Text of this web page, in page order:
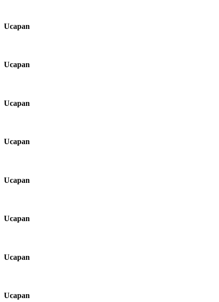
Ucapan
Ucapan
Ucapan
Ucapan
Ucapan
Ucapan
Ucapan
Ucapan